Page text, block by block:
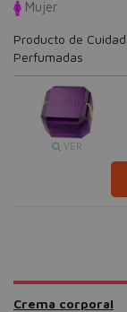
Mujer
Producto de
Perfumadas
VER
Crema corporal